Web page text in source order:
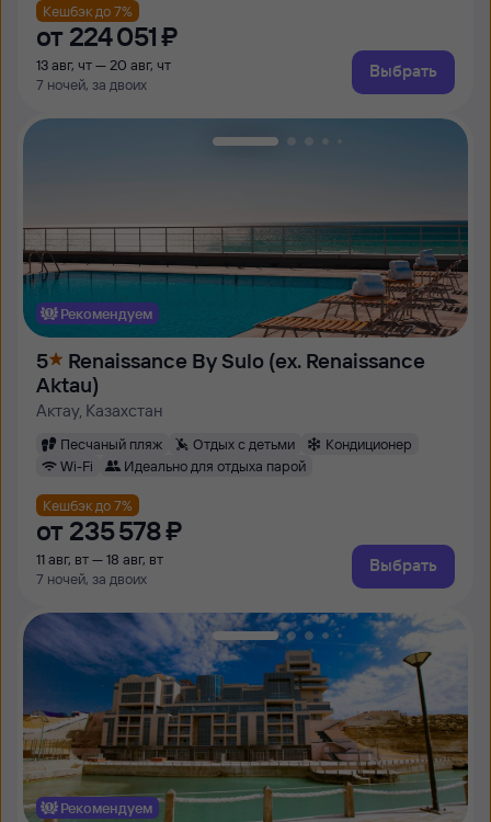
Кешбэк до 7%
от 224 ⁠051 ⁠₽
13 авг, чт — 20 авг, чт
7 ночей, за двоих
Выбрать
Рекомендуем
5
Renaissance By Sulo (ex. Renaissance
Aktau)
Актау, Казахстан
Песчаный пляж Отдых с детьми
Кондиционер
Wi-Fi
Идеально для отдыха парой
Кешбэк до 7%
от 235 ⁠578 ⁠₽
11 авг, вт — 18 авг, вт
7 ночей, за двоих
Выбрать
Рекомендуем